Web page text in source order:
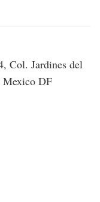
Col. Jardines del
Mexico DF